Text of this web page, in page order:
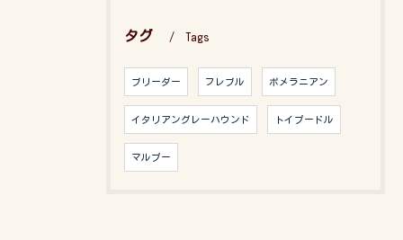
タグ Tags
ブリーダー フレブル ポメラニアン
イタリアングレーハウンド トイプードル
マルプー